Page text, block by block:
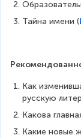
Тайна имени (
Как
русскую
Какова
Какие новые